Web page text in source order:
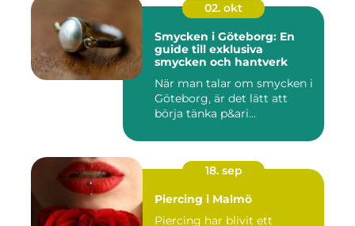
02. okt
Smycken i Göteborg: En
guide till exklusiva
smycken och hantverk
När man talar om smycken i
Göteborg, är det lätt att
börja tänka p&ari...
18. sep
Piercing i Malmö
Piercing har blivit ett